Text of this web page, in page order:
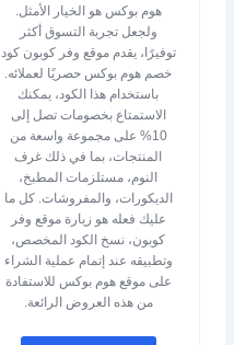
هوم بوكس هو الخيار الأمثل.
ولجعل تجربة التسوق أكثر
توفيرًا، يقدم موقع وفر كوبون كود
خصم هوم بوكس حصريًا لعملائه.
باستخدام هذا الكود، يمكنك
الاستمتاع بخصومات تصل إلى
10% على مجموعة واسعة من
المنتجات، بما في ذلك غرف
النوم، مستلزمات المطبخ،
الديكورات، والمفروشات. كل ما
عليك فعله هو زيارة موقع وفر
كوبون، نسخ الكود المخصص،
وتطبيقه عند إتمام عملية الشراء
على موقع هوم بوكس للاستفادة
من هذه العروض الرائعة.